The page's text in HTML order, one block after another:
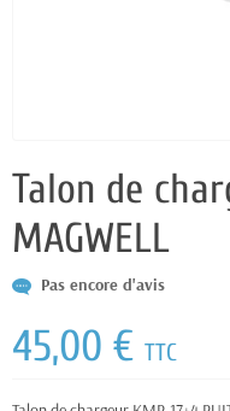
Talon de
MAGWELL
Pas encore d'avis
45,00 € TTC